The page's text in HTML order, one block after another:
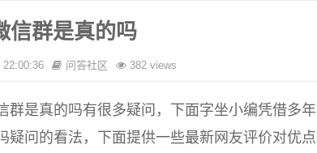
信群是真的吗
22:00:36 问答社区 382 views
群是真的吗有很多疑问，下面字坐小编凭借多年
疑问的看法，下面提供一些最新网友评价对优点